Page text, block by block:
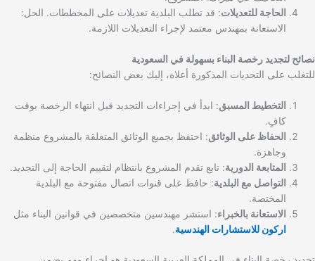
الحاجة للتعديلات: قد تطلب البلدية تعديلات على المخططات. الحل:
الاستعانة بمهندس معتمد لإجراء التعديلات اللازمة.
نصائح لتجديد رخصة البناء بسهولة في السعودية
للتغلب على التحديات المذكورة أعلاه، إليك بعض النصائح:
التخطيط المسبق: ابدأ في إجراءات التجديد قبل انتهاء الرخصة بوقت
كافٍ.
الحفاظ على الوثائق: احتفظ بجميع الوثائق المتعلقة بالمشروع منظمة
وجاهزة.
المتابعة الدورية: تابع تقدم المشروع بانتظام لتقييم الحاجة إلى التجديد.
التواصل مع البلدية: حافظ على قنوات اتصال مفتوحة مع البلدية
المختصة.
الاستعانة بالخبراء: استشر مهندسين متخصصين في قوانين البناء مثل
اركون للاستشارات الهندسية.